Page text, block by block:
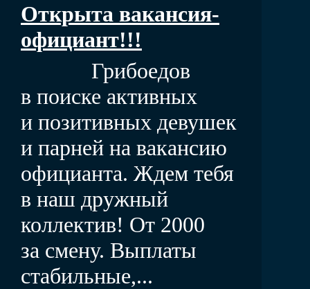
Открыта вакансия-
официант!!!
Грибоедов
в поиске активных
и позитивных девушек
и парней на вакансию
официанта. Ждем тебя
в наш дружный
коллектив! От 2000
за смену. Выплаты
стабильные,...